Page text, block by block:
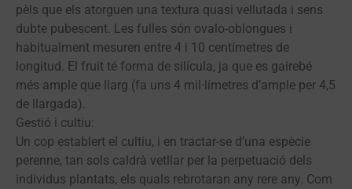
pèls que els atorguen una textura quasi vellutada i sens
dubte pubescent. Les fulles són ovalo-oblongues i
habitualment mesuren entre 4 i 10 centímetres de
longitud. El fruit té forma de silícula, ja que es gairebé
més ample que llarg (fa uns 4 mil·límetres d’ample per 4,5
de llargada).
Gestió i cultiu:
Un cop establert el cultiu, i en tractar-se d’una espècie
perenne, tan sols caldrà vetllar per la perpetuació dels
individus plantats, els quals rebrotaran any rere any. Com